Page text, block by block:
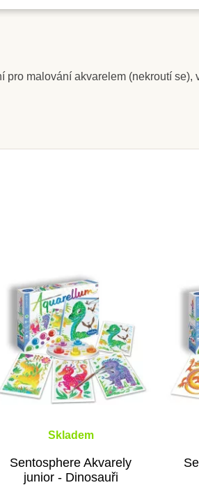
Sentosphere Akvarely
445 Kč
malování akvarelem (nekroutí
Skladem
Sentosphere Akvarely
junior - Dinosauři